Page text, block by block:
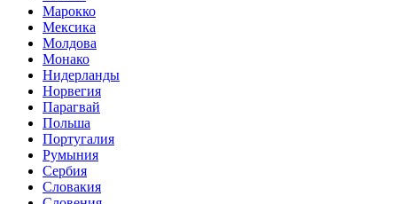
Марокко
Мексика
Молдова
Монако
Нидерланды
Норвегия
Парагвай
Польша
Португалия
Румыния
Сербия
Словакия